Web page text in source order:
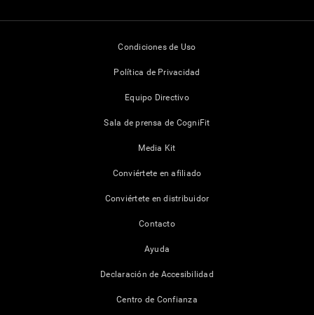
Condiciones de Uso
Política de Privacidad
Equipo Directivo
Sala de prensa de CogniFit
Media Kit
Conviértete en afiliado
Conviértete en distribuidor
Contacto
Ayuda
Declaración de Accesibilidad
Centro de Confianza